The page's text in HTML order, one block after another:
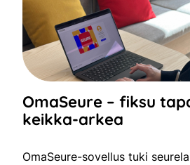
OmaSeure – fiksu
keikka-arkea
OmaSeure-sovellus tuki